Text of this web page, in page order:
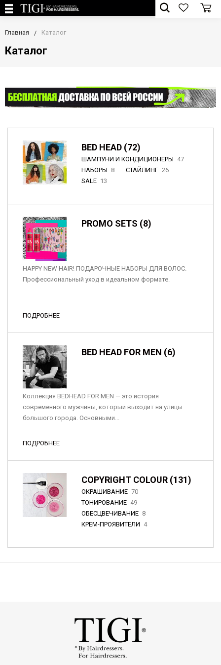
Главная Каталог
Каталог
BED HEAD (72)
ШАМПУНИ И КОНДИЦИОНЕРЫ 47
НАБОРЫ 8 СТАЙЛИНГ 26
SALE 13
PROMO SETS (8)
HAPPY NEW HAIR! ПОДАРОЧНЫЕ НАБОРЫ ДЛЯ ВОЛОС.
Профессиональный уход в идеальном формате.
ПОДРОБНЕЕ
BED HEAD FOR MEN (6)
Коллекция BEDHEAD FOR MEN — это история
современного мужчины, который выходит на улицы
большого города. Основными...
ПОДРОБНЕЕ
COPYRIGHT COLOUR (131)
ОКРАШИВАНИЕ 70
ТОНИРОВАНИЕ 49
ОБЕСЦВЕЧИВАНИЕ 8
КРЕМ-ПРОЯВИТЕЛИ 4